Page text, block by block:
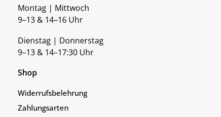
Montag | Mittwoch
9–13 & 14–16 Uhr
Dienstag | Donnerstag
9–13 & 14–17:30 Uhr
Shop
Widerrufsbelehrung
Zahlungsarten